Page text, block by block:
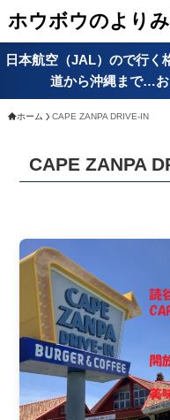
ホウボウのより
日本航空（JAL）ので行く
道から沖縄まで…
ホーム CAPE ZANPA DRIVE-IN
CAPE ZANPA